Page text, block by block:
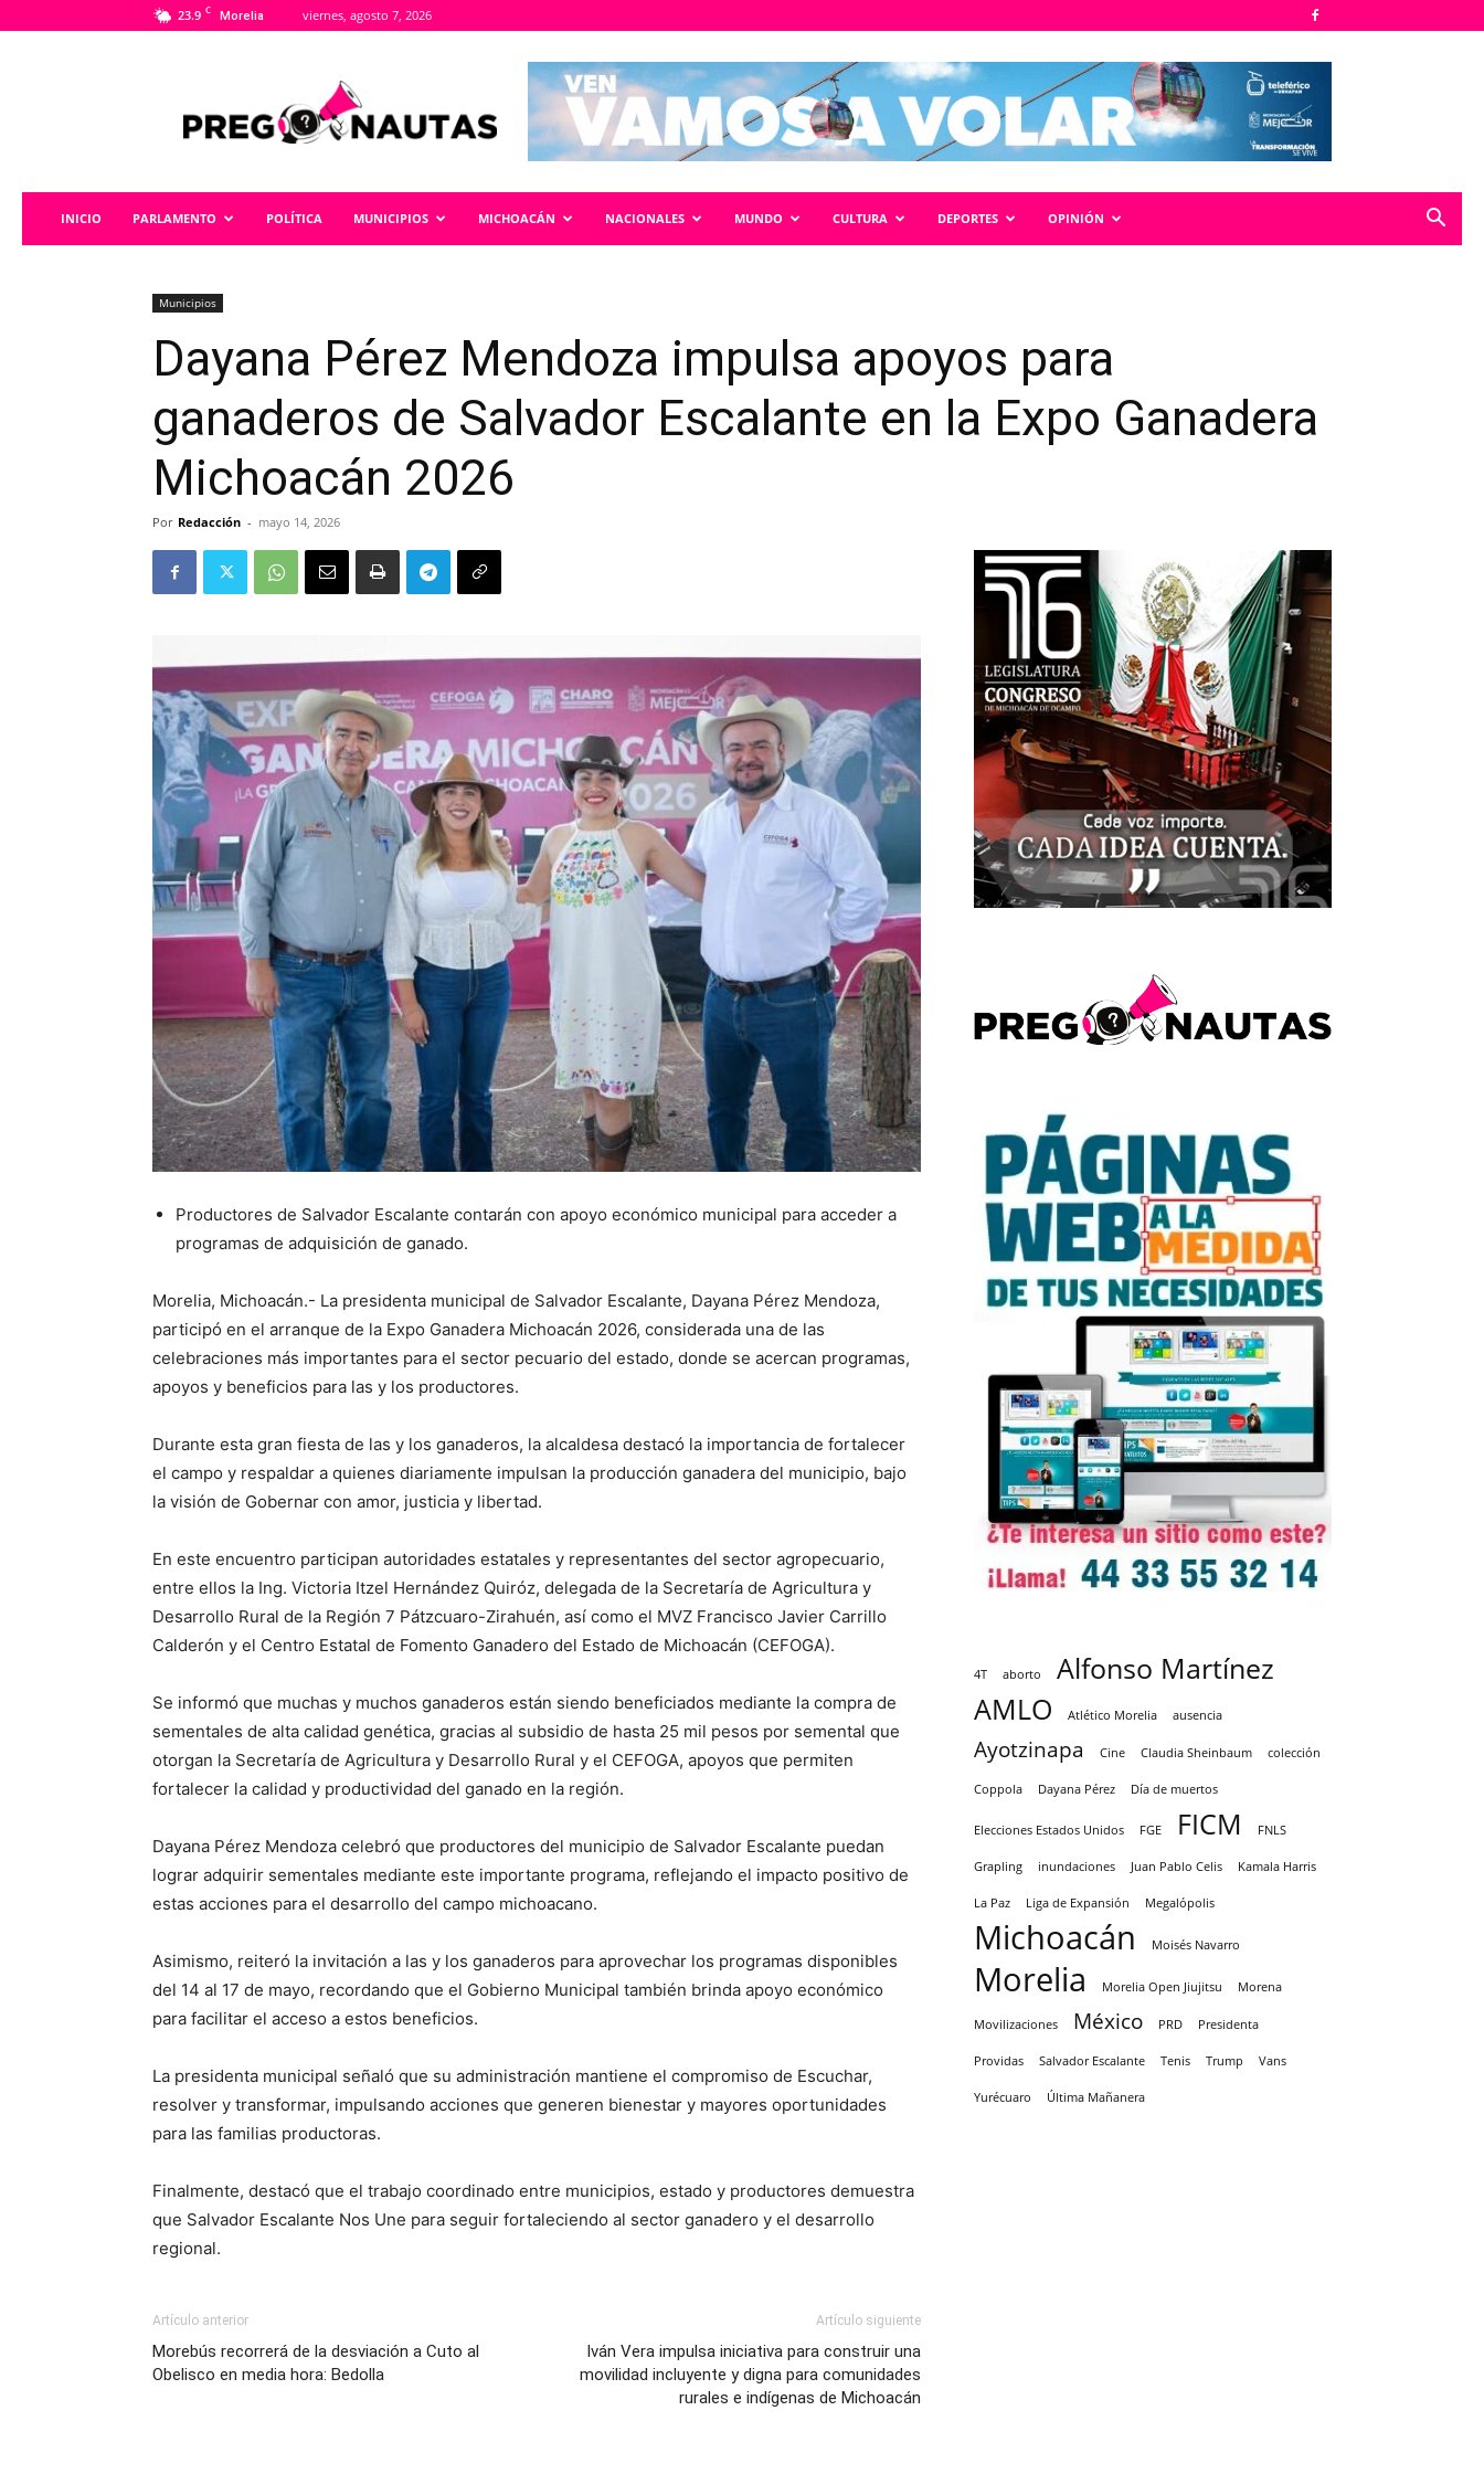
23.9 C Morelia viernes, agosto 7, 2026
INICIO PARLAMENTO POLÍTICA MUNICIPIOS MICHOACÁN NACIONALES MUNDO CULTURA DEPORTES OPINIÓN
Municipios
Dayana Pérez Mendoza impulsa apoyos para
ganaderos de Salvador Escalante en la Expo Ganadera
Michoacán 2026
Por Redacción - mayo 14, 2026
Productores de Salvador Escalante contarán con apoyo económico municipal para acceder a
programas de adquisición de ganado.
Morelia, Michoacán.- La presidenta municipal de Salvador Escalante, Dayana Pérez Mendoza,
participó en el arranque de la Expo Ganadera Michoacán 2026, considerada una de las
celebraciones más importantes para el sector pecuario del estado, donde se acercan programas,
apoyos y beneficios para las y los productores.
Durante esta gran fiesta de las y los ganaderos, la alcaldesa destacó la importancia de fortalecer
el campo y respaldar a quienes diariamente impulsan la producción ganadera del municipio, bajo
la visión de Gobernar con amor, justicia y libertad.
En este encuentro participan autoridades estatales y representantes del sector agropecuario,
entre ellos la Ing. Victoria Itzel Hernández Quiróz, delegada de la Secretaría de Agricultura y
Desarrollo Rural de la Región 7 Pátzcuaro-Zirahuén, así como el MVZ Francisco Javier Carrillo
Calderón y el Centro Estatal de Fomento Ganadero del Estado de Michoacán (CEFOGA).
Se informó que muchas y muchos ganaderos están siendo beneficiados mediante la compra de
sementales de alta calidad genética, gracias al subsidio de hasta 25 mil pesos por semental que
otorgan la Secretaría de Agricultura y Desarrollo Rural y el CEFOGA, apoyos que permiten
fortalecer la calidad y productividad del ganado en la región.
Dayana Pérez Mendoza celebró que productores del municipio de Salvador Escalante puedan
lograr adquirir sementales mediante este importante programa, reflejando el impacto positivo de
estas acciones para el desarrollo del campo michoacano.
Asimismo, reiteró la invitación a las y los ganaderos para aprovechar los programas disponibles
del 14 al 17 de mayo, recordando que el Gobierno Municipal también brinda apoyo económico
para facilitar el acceso a estos beneficios.
La presidenta municipal señaló que su administración mantiene el compromiso de Escuchar,
resolver y transformar, impulsando acciones que generen bienestar y mayores oportunidades
para las familias productoras.
Finalmente, destacó que el trabajo coordinado entre municipios, estado y productores demuestra
que Salvador Escalante Nos Une para seguir fortaleciendo al sector ganadero y el desarrollo
regional.
Artículo anterior
Morebús recorrerá de la desviación a Cuto al
Obelisco en media hora: Bedolla
Artículo siguiente
Iván Vera impulsa iniciativa para construir una
movilidad incluyente y digna para comunidades
rurales e indígenas de Michoacán
4T aborto
Alfonso Martínez
AMLO
Atlético Morelia ausencia
Ayotzinapa Cine Claudia Sheinbaum colección
Coppola Dayana Pérez Día de muertos
Elecciones Estados Unidos FGE FICM FNLS
Grapling inundaciones Juan Pablo Celis Kamala Harris
La Paz Liga de Expansión Megalópolis
Michoacán Moisés Navarro
Morelia Morelia Open Jiujitsu Morena
Movilizaciones México PRD Presidenta
Providas Salvador Escalante Tenis Trump Vans
Yurécuaro Última Mañanera